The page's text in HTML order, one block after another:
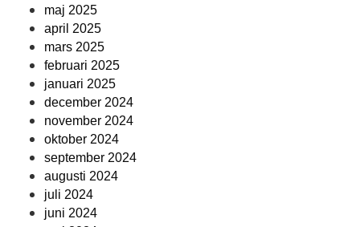
maj 2025
april 2025
mars 2025
februari 2025
januari 2025
december 2024
november 2024
oktober 2024
september 2024
augusti 2024
juli 2024
juni 2024